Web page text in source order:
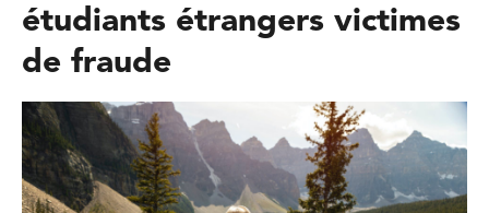
étudiants étrangers victimes
de fraude